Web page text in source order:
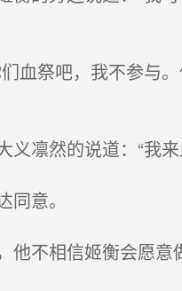
血祭吧，我不参与
凛然的说道：“我
意。
不相信姬衡会愿意